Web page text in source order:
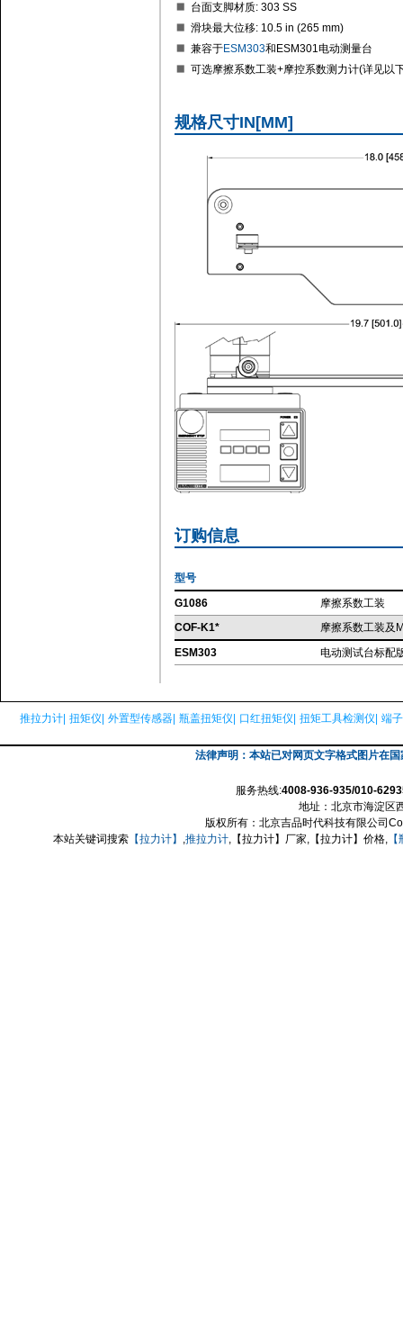
台面支脚材质: 303 SS
滑块最大位移: 10.5 in (265 mm)
兼容于ESM303和ESM301电动测量台
可选摩擦系数工装+摩控系数测力计(详见以
规格尺寸IN[MM]
订购信息
型号
G1086
摩擦系数工装
COF-K1*
摩擦系数工装及
ESM303
电动测试台标配
推拉力计| 扭矩仪| 外置型传感器| 瓶盖扭矩仪| 口红扭矩仪| 扭矩工具检测仪| 端
法律声明：本站已对网页文字格式图片在
服务热线:4008-936-935/010-
地址：北京市海淀区
版权所有：北京吉品时代科技有限公司
本站关键词搜索【拉力计】 ,推拉力计,【拉力计】厂家,【拉力计】价格,【